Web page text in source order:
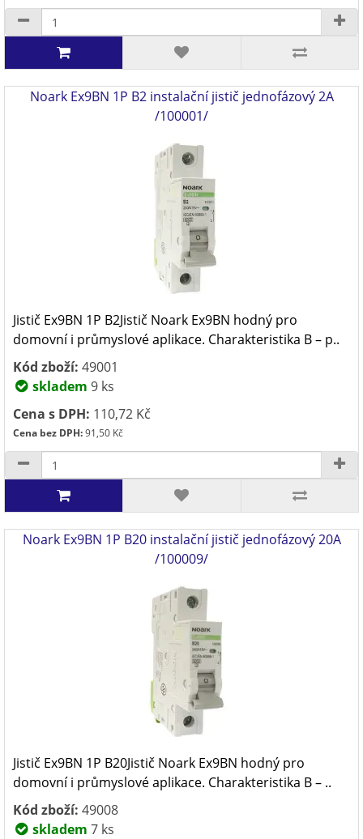
Noark Ex9BN 1P B2 instalační jistič jednofázový 2A
/100001/
Jistič Ex9BN 1P B2Jistič Noark Ex9BN hodný pro
domovní i průmyslové aplikace. Charakteristika B – p..
Kód zboží: 49001
skladem 9 ks
Cena s DPH: 110,72 Kč
Cena bez DPH:91,50 Kč
Noark Ex9BN 1P B20 instalační jistič jednofázový 20A
/100009/
Jistič Ex9BN 1P B20Jistič Noark Ex9BN hodný pro
domovní i průmyslové aplikace. Charakteristika B – ..
Kód zboží: 49008
skladem 7 ks